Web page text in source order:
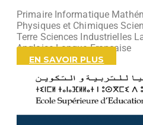
Primaire Informatique
Physiques et Chimiques
Terre Sciences Industrielles
Anglaise Langue Française
EN SAVOIR PLUS